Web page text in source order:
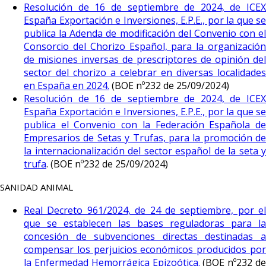
Resolución de 16 de septiembre de 2024, de ICEX
España Exportación e Inversiones, E.P.E., por la que se
publica la Adenda de modificación del Convenio con el
Consorcio del Chorizo Español, para la organización
de misiones inversas de prescriptores de opinión del
sector del chorizo a celebrar en diversas localidades
en España en 2024. (BOE nº232 de 25/09/2024)
Resolución de 16 de septiembre de 2024, de ICEX
España Exportación e Inversiones, E.P.E., por la que se
publica el Convenio con la Federación Española de
Empresarios de Setas y Trufas, para la promoción de
la internacionalización del sector español de la seta y
trufa. (BOE nº232 de 25/09/2024)
SANIDAD ANIMAL
Real Decreto 961/2024, de 24 de septiembre, por el
que se establecen las bases reguladoras para la
concesión de subvenciones directas destinadas a
compensar los perjuicios económicos producidos por
la Enfermedad Hemorrágica Epizoótica. (BOE nº232 de